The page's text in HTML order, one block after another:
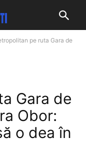
pe ruta Gara de
Gara de
Obor:
o dea în